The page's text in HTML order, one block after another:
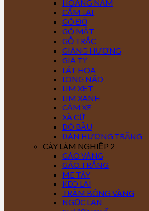
HOÀNG NAM
CẨM LAI
GÕ ĐỎ
GÕ MẬT
GỖ TRẮC
GIÁNG HƯƠNG
GIÁ TỴ
LÁT HOA
LONG NÃO
LIM XẸT
LIM XANH
CĂM XE
XÀ CỪ
DÓ BẦU
ĐÀN HƯƠNG TRẮNG
CÂY LÂM NGHIỆP 2
GÁO VÀNG
GÁO TRẮNG
ME TÂY
KEO LAI
TRÀM BÔNG VÀNG
NGỌC LAN